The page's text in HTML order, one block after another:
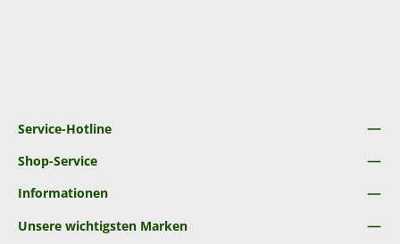
Service-Hotline
Shop-Service
Informationen
Unsere wichtigsten Marken